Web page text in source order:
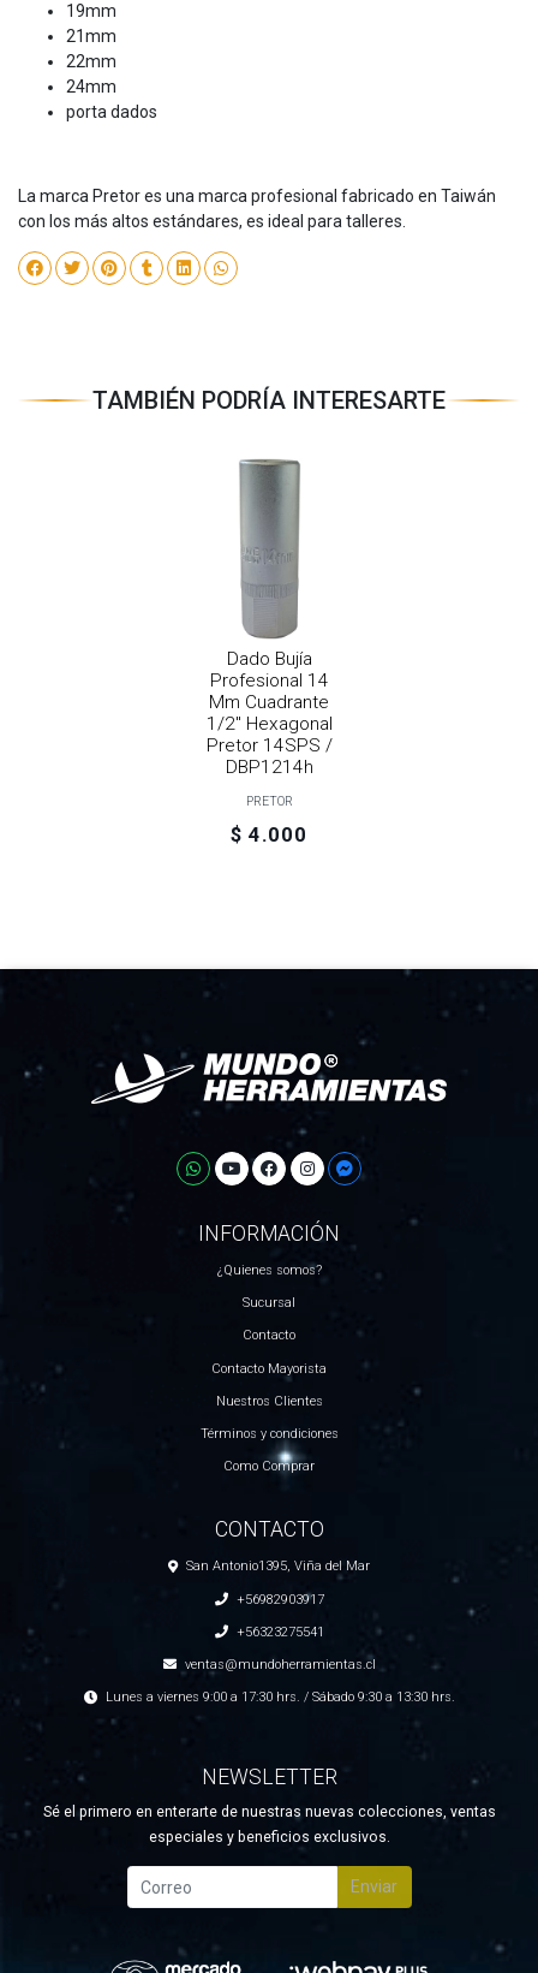
19mm
21mm
22mm
24mm
porta dados
La marca Pretor es una marca profesional fabricado en Taiwán
con los más altos estándares, es ideal para talleres.
TAMBIÉN PODRÍA INTERESARTE
Dado Bujía
Profesional 14
Mm Cuadrante
1/2" Hexagonal
Pretor 14SPS /
DBP1214h
PRETOR
$ 4.000
INFORMACIÓN
¿Quienes somos?
Sucursal
Contacto
Contacto Mayorista
Nuestros Clientes
Términos y condiciones
Como Comprar
CONTACTO
San Antonio1395, Viña del Mar
+56982903917
+56323275541
ventas@mundoherramientas.cl
Lunes a viernes 9:00 a 17:30 hrs. / Sábado 9:30 a 13:30 hrs.
NEWSLETTER
Sé el primero en enterarte de nuestras nuevas colecciones, ventas
especiales y beneficios exclusivos.
Enviar